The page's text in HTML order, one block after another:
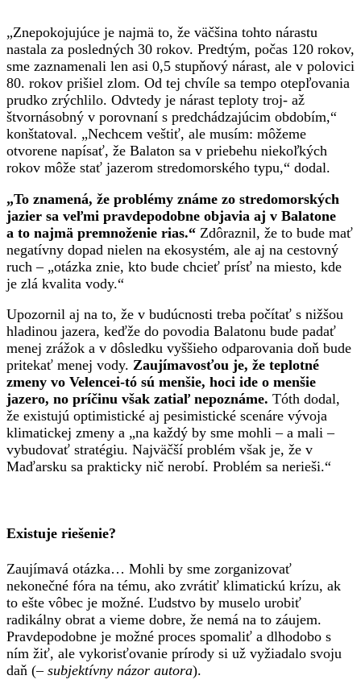
„Znepokojujúce je najmä to, že väčšina tohto nárastu
nastala za posledných 30 rokov. Predtým, počas 120 rokov,
sme zaznamenali len asi 0,5 stupňový nárast, ale v polovici
80. rokov prišiel zlom. Od tej chvíle sa tempo otepľovania
prudko zrýchlilo. Odvtedy je nárast teploty troj- až
štvornásobný v porovnaní s predchádzajúcim obdobím,“
konštatoval. „Nechcem veštiť, ale musím: môžeme
otvorene napísať, že Balaton sa v priebehu niekoľkých
rokov môže stať jazerom stredomorského typu,“ dodal.
„To znamená, že problémy známe zo stredomorských
jazier sa veľmi pravdepodobne objavia aj v Balatone
a to najmä premnoženie rias.“ Zdôraznil, že to bude mať
negatívny dopad nielen na ekosystém, ale aj na cestovný
ruch – „otázka znie, kto bude chcieť prísť na miesto, kde
je zlá kvalita vody.“
Upozornil aj na to, že v budúcnosti treba počítať s nižšou
hladinou jazera, keďže do povodia Balatonu bude padať
menej zrážok a v dôsledku vyššieho odparovania doň bude
pritekať menej vody. Zaujímavosťou je, že teplotné
zmeny vo Velencei-tó sú menšie, hoci ide o menšie
jazero, no príčinu však zatiaľ nepoznáme. Tóth dodal,
že existujú optimistické aj pesimistické scenáre vývoja
klimatickej zmeny a „na každý by sme mohli – a mali –
vybudovať stratégiu. Najväčší problém však je, že v
Maďarsku sa prakticky nič nerobí. Problém sa nerieši.“
Existuje riešenie?
Zaujímavá otázka… Mohli by sme zorganizovať
nekonečné fóra na tému, ako zvrátiť klimatickú krízu, ak
to ešte vôbec je možné. Ľudstvo by muselo urobiť
radikálny obrat a vieme dobre, že nemá na to záujem.
Pravdepodobne je možné proces spomaliť a dlhodobo s
ním žiť, ale vykorisťovanie prírody si už vyžiadalo svoju
daň (– subjektívny názor autora).